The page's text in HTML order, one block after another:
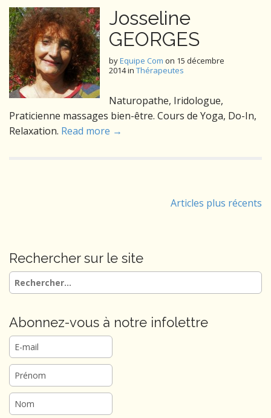
Josseline
GEORGES
byEquipe Com on 15 décembre
2014in Thérapeutes
Naturopathe, Iridologue,
Praticienne massages bien-être. Cours de Yoga, Do-In,
Relaxation. Read more →
Articles plus récents
Rechercher sur le site
Rechercher :
Abonnez-vous à notre infolettre